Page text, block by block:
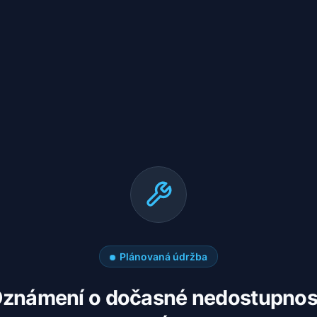
Plánovaná údržba
o dočasné